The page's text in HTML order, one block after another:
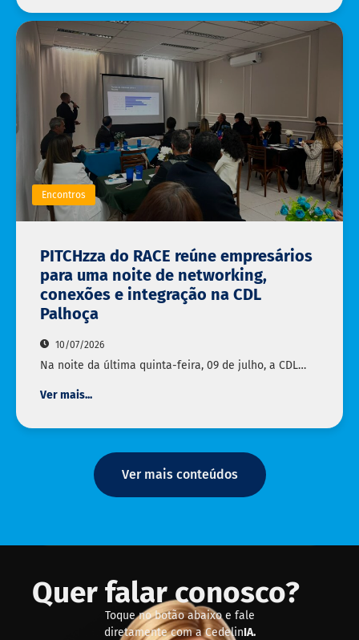
Encontros
PITCHzza do RACE reúne empresários
para uma noite de networking,
conexões e integração na CDL
Palhoça
10/07/2026
Na noite da última quinta-feira, 09 de julho, a CDL…
Ver mais...
Ver mais conteúdos
Quer falar conosco?
Toque no botão abaixo e fale
diretamente com a CedelinIA.